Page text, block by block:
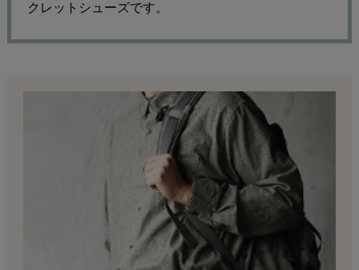
クレットシューズです。